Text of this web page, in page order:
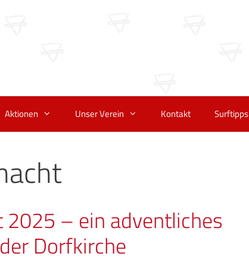
Aktionen Unser Verein Kontakt Surftipps
– ein adventliches
Dorfkirche